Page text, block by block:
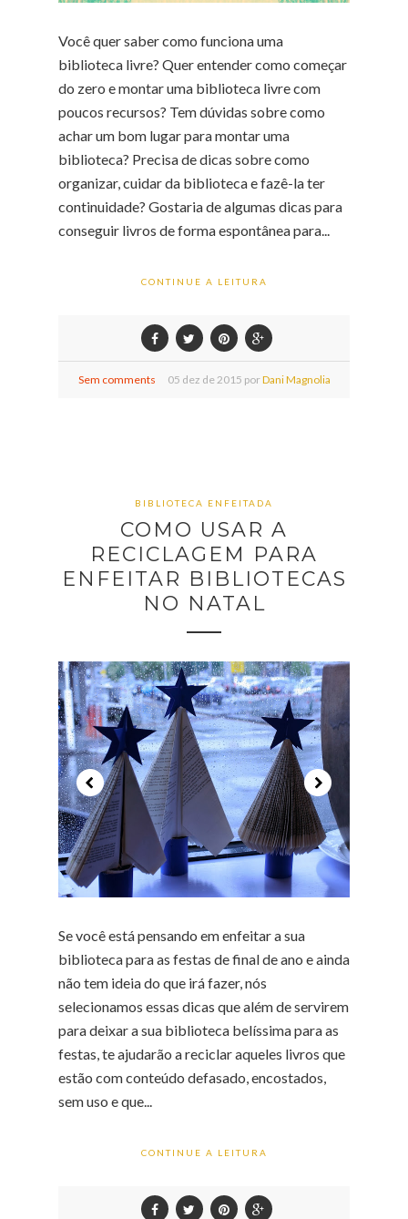
Você quer saber como funciona uma
biblioteca livre? Quer entender como começar
do zero e montar uma biblioteca livre com
poucos recursos? Tem dúvidas sobre como
achar um bom lugar para montar uma
biblioteca? Precisa de dicas sobre como
organizar, cuidar da biblioteca e fazê-la ter
continuidade? Gostaria de algumas dicas para
conseguir livros de forma espontânea para...
CONTINUE A LEITURA
Sem comments 05 dez de2015 porDani Magnolia
BIBLIOTECA ENFEITADA
COMO USAR A
RECICLAGEM PARA
ENFEITAR BIBLIOTECAS
NO NATAL
Se você está pensando em enfeitar a sua
biblioteca para as festas de final de ano e ainda
não tem ideia do que irá fazer, nós
selecionamos essas dicas que além de servirem
para deixar a sua biblioteca belíssima para as
festas, te ajudarão a reciclar aqueles livros que
estão com conteúdo defasado, encostados,
sem uso e que...
CONTINUE A LEITURA